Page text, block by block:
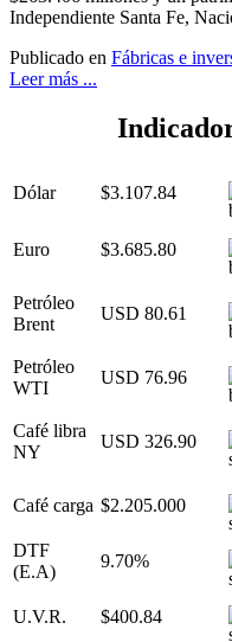
Independiente Santa Fe,
Publicado en Fábricas e
Leer más ...
Dólar $3.107.84
Euro $3.685.80
Petróleo
Brent
USD 80.61
Petróleo
WTI
USD 76.96
Café libra
NY
USD 326.90
Café carga $2.205.000
DTF
(E.A)
9.70%
U.V.R. $400.84